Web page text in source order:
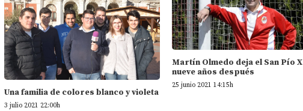
Una familia de colores blanco y violeta
3 julio 2021 22:00h
Martín Olmedo deja el San Pío X
nueve años después
25 junio 2021 14:15h